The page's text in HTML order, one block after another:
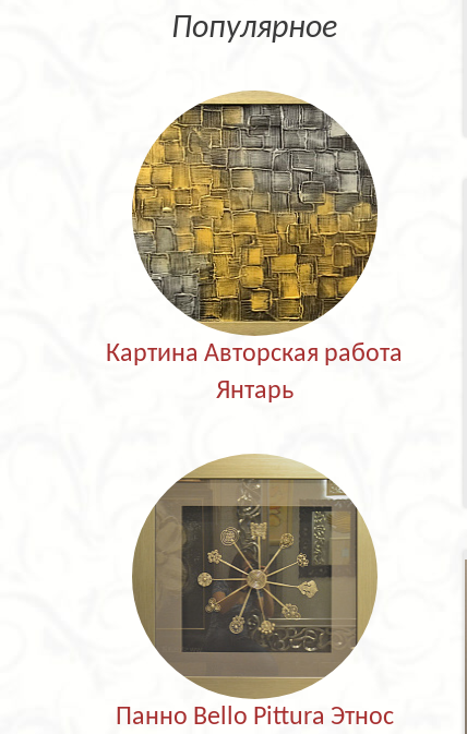
Популярное
Картина Авторская работа
Янтарь
Панно Bello Pittura Этнос